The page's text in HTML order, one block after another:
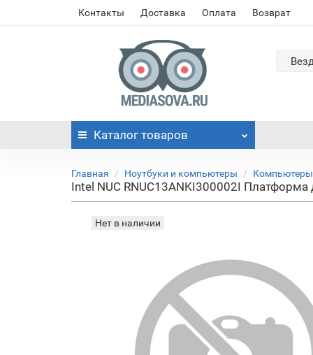
Контакты Доставка Оплата Возврат
Каталог товаров
Главная Ноутбуки и компьютеры Компьютеры
Intel NUC RNUC13ANKI300002I
Нет в наличии